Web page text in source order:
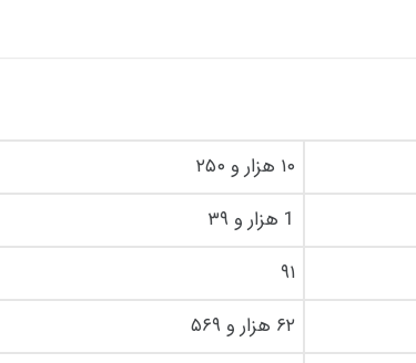
۱۰ هزار و ۲۵۰
1 هزار و ۳۹
۹۱
۶۲ هزار و ۵۶۹